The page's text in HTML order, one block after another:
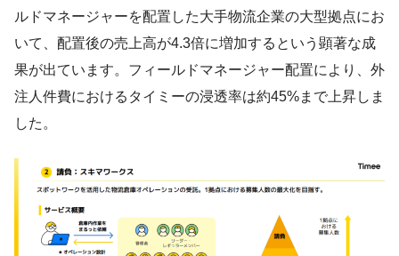
ルドマネージャーを配置した大手物流企業の大型拠点にお
いて、配置後の売上高が4.3倍に増加するという顕著な成
果が出ています。フィールドマネージャー配置により、外
注人件費におけるタイミーの浸透率は約45%まで上昇しま
した。